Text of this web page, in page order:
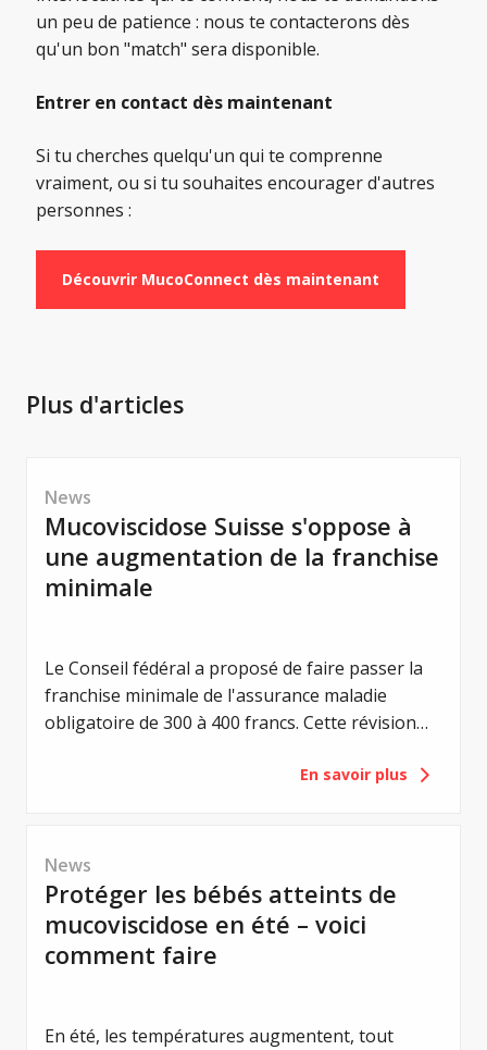
un peu de patience : nous te contacterons dès
qu'un bon "match" sera disponible.
Entrer en contact dès maintenant
Si tu cherches quelqu'un qui te comprenne
vraiment, ou si tu souhaites encourager d'autres
personnes :
Découvrir MucoConnect dès maintenant
Plus d'articles
News
Mucoviscidose Suisse s'oppose à
une augmentation de la franchise
minimale
Le Conseil fédéral a proposé de faire passer la
franchise minimale de l'assurance maladie
obligatoire de 300 à 400 francs. Cette révision
assuré-e-s et à maîtriser les coûts de la santé.
conséquence majeure : une charge financière
supplémentaire. C'est pourquoi Mucoviscidose
Suisse (MVS) s'oppose à ce projet.
En savoir plus
News
Protéger les bébés atteints de
mucoviscidose en été – voici
comment faire
En été, les températures augmentent, tout